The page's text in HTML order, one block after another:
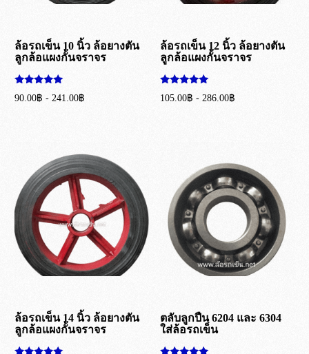
ล้อรถเข็น 10 นิ้ว ล้อยางตัน
ลูกล้อแผงกั้นจราจร
ให้คะแนน
5.00
90.00฿ -241.00฿
ล้อรถเข็น 12 นิ้ว ล้อยางตัน
ลูกล้อแผงกั้นจราจร
ให้คะแนน
5.00
105.00฿ -286.00฿
ล้อรถเข็น 14 นิ้ว ล้อยางตัน
ลูกล้อแผงกั้นจราจร
ตลับลูกปืน 6204 และ 6304
ใส่ล้อรถเข็น